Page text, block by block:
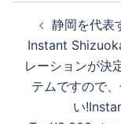
ナ
ビ
静岡を代表
Instant
レーションが決
テムですので
い!